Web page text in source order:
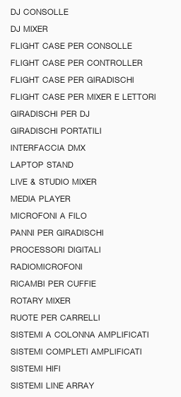
DJ CONSOLLE
DJ MIXER
FLIGHT CASE PER CONSOLLE
FLIGHT CASE PER CONTROLLER
FLIGHT CASE PER GIRADISCHI
FLIGHT CASE PER MIXER E LETTORI
GIRADISCHI PER DJ
GIRADISCHI PORTATILI
INTERFACCIA DMX
LAPTOP STAND
LIVE & STUDIO MIXER
MEDIA PLAYER
MICROFONI A FILO
PANNI PER GIRADISCHI
PROCESSORI DIGITALI
RADIOMICROFONI
RICAMBI PER CUFFIE
ROTARY MIXER
RUOTE PER CARRELLI
SISTEMI A COLONNA AMPLIFICATI
SISTEMI COMPLETI AMPLIFICATI
SISTEMI HIFI
SISTEMI LINE ARRAY